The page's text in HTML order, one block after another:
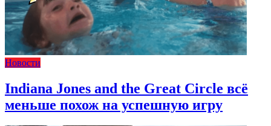
Новости
Indiana Jones and the Great Circle всё
меньше похож на успешную игру